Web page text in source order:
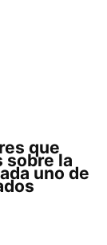
sobre la
uno de